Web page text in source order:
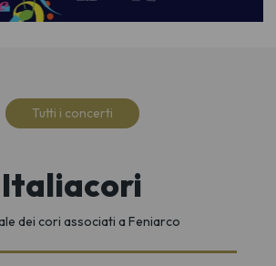
Tutti i concerti
Italiacori
dei cori associati a Feniarco